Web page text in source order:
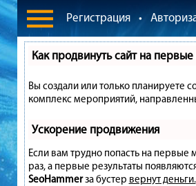
Регистрация •
Как продвинуть сайт на первые
Вы создали или только планируете
комплекс мероприятий,
Ускорение продвижения
Если вам трудно попасть на первые
раз, а первые результаты
SeoHammerза бустер вернут деньги.